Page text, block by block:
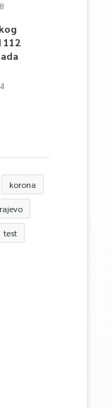
112
korona
test